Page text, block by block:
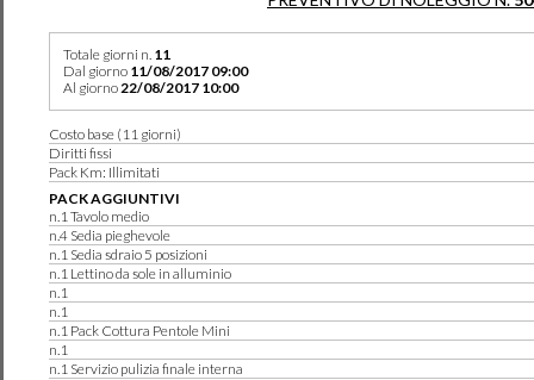
Totale giorni n. 11
Dal giorno 11/08/2017 09:00
Al giorno22/08/2017 10:00
Costo base (11 giorni)
Diritti fissi
Pack Km: Illimitati
PACK AGGIUNTIVI
n.1 Tavolo medio
n.4 Sedia pieghevole
n.1 Sedia sdraio 5 posizioni
n.1 Lettino da sole in alluminio
n.1
n.1
n.1 Pack Cottura Pentole Mini
n.1
n.1 Servizio pulizia finale interna